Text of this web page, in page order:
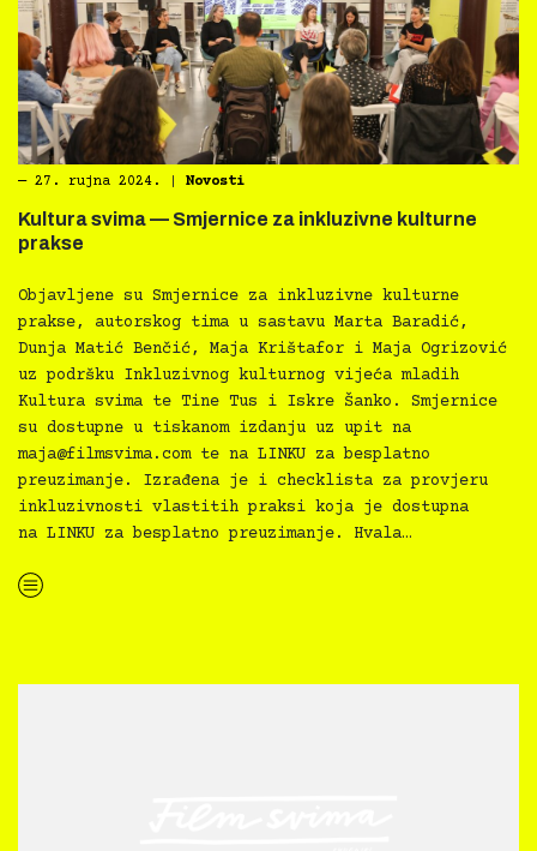
― 27. rujna 2024. Novosti
Kultura svima — Smjernice za inkluzivne kulturne
prakse
Objavljene su Smjernice za inkluzivne kulturne
prakse, autorskog tima u sastavu Marta Baradić,
Dunja Matić Benčić, Maja Krištafor i Maja Ogrizović
uz podršku Inkluzivnog kulturnog vijeća mladih
Kultura svima te Tine Tus i Iskre Šanko. Smjernice
su dostupne u tiskanom izdanju uz upit na
maja@filmsvima.comte na LINKU za besplatno
preuzimanje. Izrađena je i checklista za provjeru
inkluzivnosti vlastitih praksi koja je dostupna
na LINKU za besplatno preuzimanje. Hvala…
“Kultura svima — Smjernice za inkluzivne kulturne prakse”